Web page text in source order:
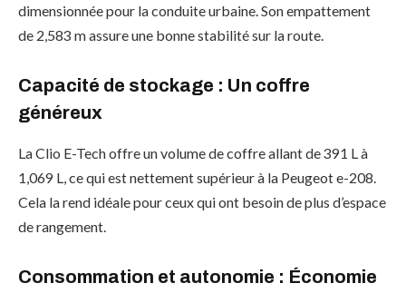
dimensionnée pour la conduite urbaine. Son empattement
de 2,583 m assure une bonne stabilité sur la route.
Capacité de stockage : Un coffre
généreux
La Clio E-Tech offre un volume de coffre allant de 391 L à
1,069 L, ce qui est nettement supérieur à la Peugeot e-208.
Cela la rend idéale pour ceux qui ont besoin de plus d’espace
de rangement.
Consommation et autonomie : Économie